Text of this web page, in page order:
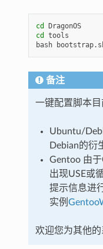
cd
cd
tools
bash
备注
一键配置脚本目
Ubuntu/
Debian的衍
Gentoo 由
出现USE或
提示信息进
实例
欢迎您为其他的